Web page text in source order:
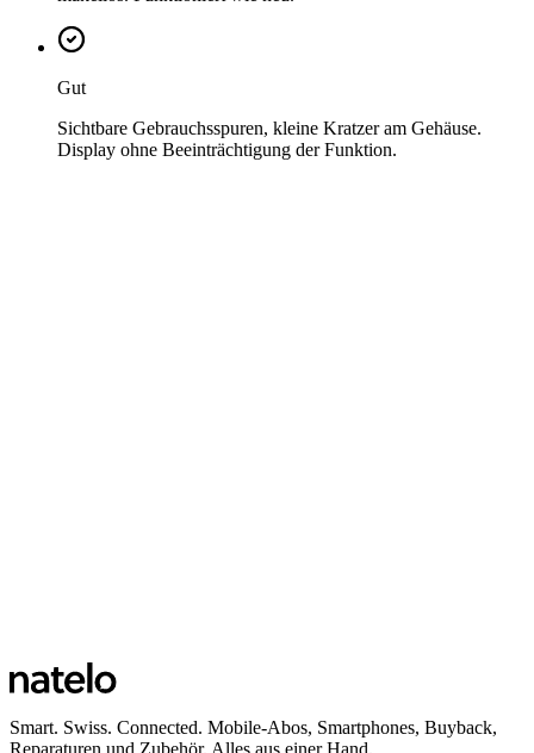
Gut
Sichtbare Gebrauchsspuren, kleine Kratzer am Gehäuse.
Display ohne Beeinträchtigung der Funktion.
Smart. Swiss. Connected. Mobile-Abos, Smartphones, Buyback,
Reparaturen und Zubehör. Alles aus einer Hand.